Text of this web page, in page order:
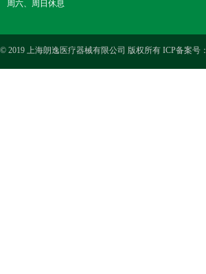
周六、周日休息
© 2019 上海朗逸医疗器械有限公司 版权所有 ICP备案号：